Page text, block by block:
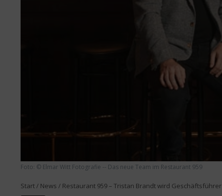
Foto: © Elmar Witt Fotografie -- Das neue Team im Restaurant 959
Start/ News / Restaurant 959 – Tristan Brandt wird Geschäftsführer